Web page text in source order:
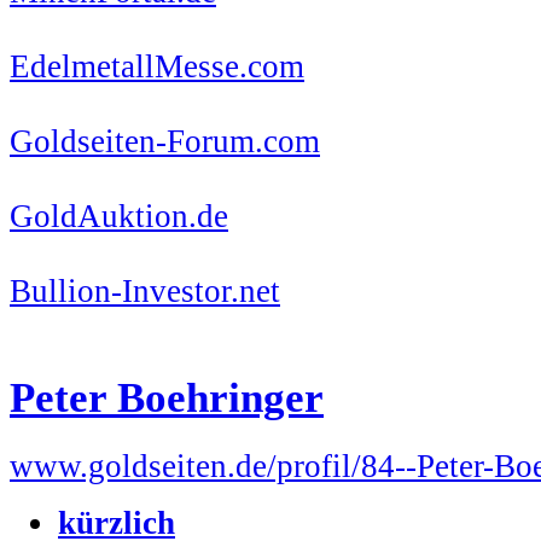
EdelmetallMesse.com
Goldseiten-Forum.com
GoldAuktion.de
Bullion-Investor.net
Peter Boehringer
www.goldseiten.de/profil/84--Peter-
kürzlich